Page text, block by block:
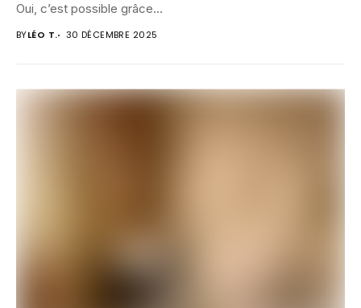
Oui, c’est possible grâce...
BYLÉO T. 30 DÉCEMBRE 2025